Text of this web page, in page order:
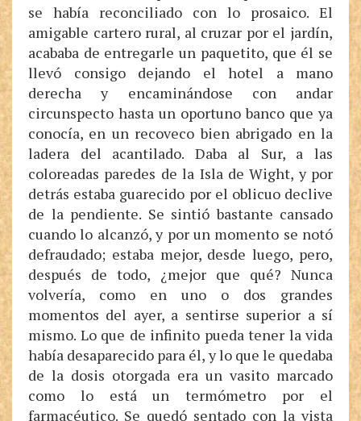
se había reconciliado con lo prosaico. El
amigable cartero rural, al cruzar por el jardín,
acababa de entregarle un paquetito, que él se
llevó consigo dejando el hotel a mano
derecha y encaminándose con andar
circunspecto hasta un oportuno banco que ya
conocía, en un recoveco bien abrigado en la
ladera del acantilado. Daba al Sur, a las
coloreadas paredes de la Isla de Wight, y por
detrás estaba guarecido por el oblicuo declive
de la pendiente. Se sintió bastante cansado
cuando lo alcanzó, y por un momento se notó
defraudado; estaba mejor, desde luego, pero,
después de todo, ¿mejor que qué? Nunca
volvería, como en uno o dos grandes
momentos del ayer, a sentirse superior a sí
mismo. Lo que de infinito pueda tener la vida
había desaparecido para él, y lo que le quedaba
de la dosis otorgada era un vasito marcado
como lo está un termómetro por el
farmacéutico. Se quedó sentado con la vista